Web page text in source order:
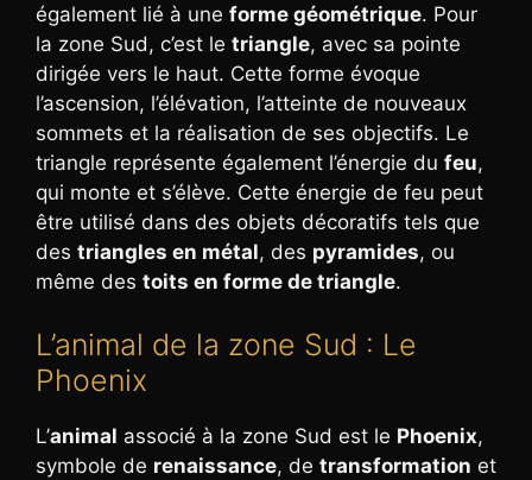
également lié à une forme géométrique. Pour
la zone Sud, c’est le triangle, avec sa pointe
dirigée vers le haut. Cette forme évoque
l’ascension, l’élévation, l’atteinte de nouveaux
sommets et la réalisation de ses objectifs. Le
triangle représente également l’énergie du feu,
qui monte et s’élève. Cette énergie de feu peut
être utilisé dans des objets décoratifs tels que
des triangles en métal, des pyramides, ou
même des toits en forme de triangle.
L’animal de la zone Sud : Le
Phoenix
L’animal associé à la zone Sud est le Phoenix,
symbole de renaissance, de transformation et